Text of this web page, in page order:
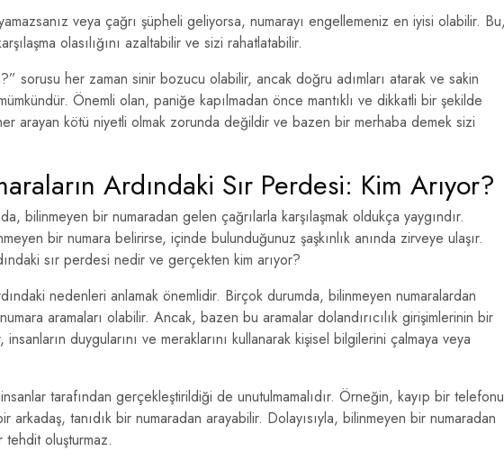
veya çağrı şüpheli geliyorsa, numarayı engellemeniz en iyisi olabilir.
olasılığını azaltabilir ve sizi rahatlatabilir.
sorusu her zaman sinir bozucu olabilir, ancak doğru adımları atarak ve sakin
Önemli olan, paniğe kapılmadan önce mantıklı ve dikkatli bir şekilde
arayan kötü niyetli olmak zorunda değildir ve bazen bir merhaba demek sizi
Ardındaki Sır Perdesi: Kim Arıyor?
bilinmeyen bir numaradan gelen çağrılarla karşılaşmak oldukça yaygındır.
bir numara belirirse, içinde bulunduğunuz şaşkınlık anında zirveye ulaşır.
sır perdesi nedir ve gerçekten kim arıyor?
nedenleri anlamak önemlidir. Birçok durumda, bilinmeyen numaralardan
aramaları olabilir. Ancak, bazen bu aramalar dolandırıcılık girişimlerinin bir
insanların duygularını ve meraklarını kullanarak kişisel bilgilerini çalmaya veya
insanlar tarafından gerçekleştirildiği de unutulmamalıdır. Örneğin, kayıp bir telefonu
tanıdık bir numaradan arayabilir. Dolayısıyla, bilinmeyen bir numaradan
oluşturmaz.